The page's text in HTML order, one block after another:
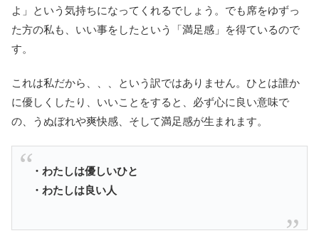
よ」という気持ちになってくれるでしょう。でも席をゆずっ
た方の私も、いい事をしたという「満足感」を得ているので
す。
これは私だから、、、という訳ではありません。ひとは誰か
に優しくしたり、いいことをすると、必ず心に良い意味で
の、うぬぼれや爽快感、そして満足感が生まれます。
・わたしは優しいひと
・わたしは良い人